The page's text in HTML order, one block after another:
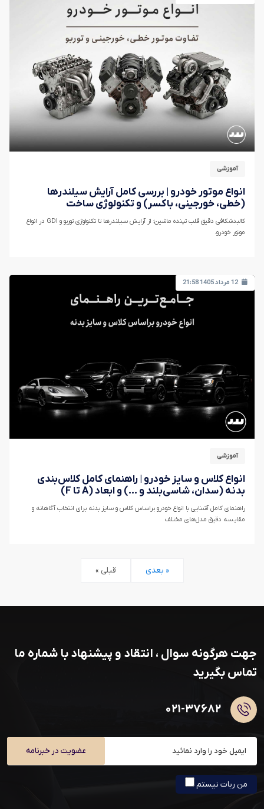
آموزشی
انواع موتور خودرو | بررسی کامل آرایش سیلندرها
(خطی، خورجینی، باکسر) و تکنولوژی ساخت
کالبدشکافی دقیق قلب تپنده ماشین؛ از آرایش سیلندرها تا تکنولوژی توربو و GDI در انواع
موتور خودرو.
آموزشی
انواع کلاس و سایز خودرو | راهنمای کامل کلاس‌بندی
بدنه (سدان، شاسی‌بلند و ...) و ابعاد (A تا F)
راهنمای کامل آشنایی با انواع خودرو براساس کلاس و سایز بدنه برای انتخاب آگاهانه و
مقایسه دقیق مدل‌های مختلف
« قبلی بعدی »
جهت هرگونه سوال ، انتقاد و پیشنهاد با شماره ما
تماس بگیرید
۰۲۱-۳۷۶۸۲
عضویت در خبرنامه
من ربات نیستم